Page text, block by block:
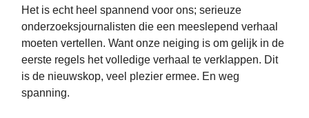
Het is echt heel spannend voor ons; serieuze
onderzoeksjournalisten die een meeslepend verhaal
moeten vertellen. Want onze neiging is om gelijk in de
eerste regels het volledige verhaal te verklappen. Dit
is de nieuwskop, veel plezier ermee. En weg
spanning.